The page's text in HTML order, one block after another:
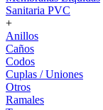
Sanitaria PVC
+
Anillos
Caños
Codos
Cuplas / Uniones
Otros
Ramales